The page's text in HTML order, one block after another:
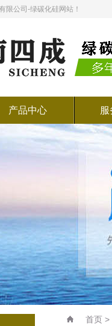
限公司-绿碳化硅网站！
产品中心
首页 >